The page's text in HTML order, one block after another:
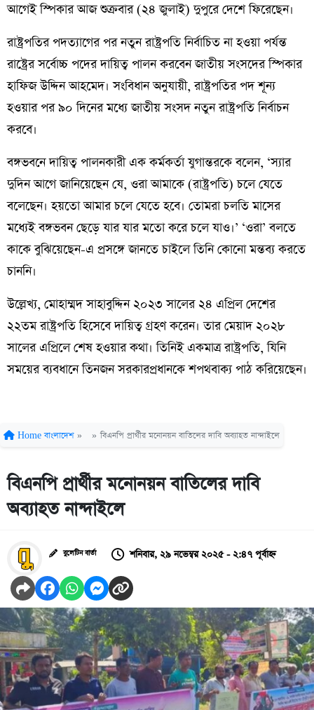
আগেই স্পিকার আজ শুক্রবার (২৪ জুলাই) দুপুরে দেশে ফিরেছেন।
রাষ্ট্রপতির পদত্যাগের পর নতুন রাষ্ট্রপতি নির্বাচিত না হওয়া পর্যন্ত
রাষ্ট্রের সর্বোচ্চ পদের দায়িত্ব পালন করবেন জাতীয় সংসদের স্পিকার
হাফিজ উদ্দিন আহমেদ। সংবিধান অনুযায়ী, রাষ্ট্রপতির পদ শূন্য
হওয়ার পর ৯০ দিনের মধ্যে জাতীয় সংসদ নতুন রাষ্ট্রপতি নির্বাচন
করবে।
বঙ্গভবনে দায়িত্ব পালনকারী এক কর্মকর্তা যুগান্তরকে বলেন, ‘স্যার
দুদিন আগে জানিয়েছেন যে, ওরা আমাকে (রাষ্ট্রপতি) চলে যেতে
বলেছেন। হয়তো আমার চলে যেতে হবে। তোমরা চলতি মাসের
মধ্যেই বঙ্গভবন ছেড়ে যার যার মতো করে চলে যাও।’ ‘ওরা’ বলতে
কাকে বুঝিয়েছেন-এ প্রসঙ্গে জানতে চাইলে তিনি কোনো মন্তব্য করতে
চাননি।
উল্লেখ্য, মোহাম্মদ সাহাবুদ্দিন ২০২৩ সালের ২৪ এপ্রিল দেশের
২২তম রাষ্ট্রপতি হিসেবে দায়িত্ব গ্রহণ করেন। তার মেয়াদ ২০২৮
সালের এপ্রিলে শেষ হওয়ার কথা। তিনিই একমাত্র রাষ্ট্রপতি, যিনি
সময়ের ব্যবধানে তিনজন সরকারপ্রধানকে শপথবাক্য পাঠ করিয়েছেন।
Home বাংলাদেশ » » বিএনপি প্রার্থীর মনোনয়ন বাতিলের দাবি অব্যাহত নান্দাইলে
বিএনপি প্রার্থীর মনোনয়ন বাতিলের দাবি
অব্যাহত নান্দাইলে
বুলেটিন বার্তা শনিবার, ২৯ নভেম্বর ২০২৫ - ২:৪৭ পূর্বাহ্ন